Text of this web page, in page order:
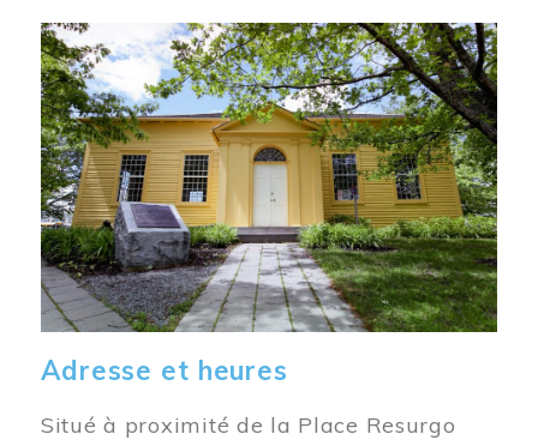
Image
Adresse et heures
Situé à proximité de la Place Resurgo